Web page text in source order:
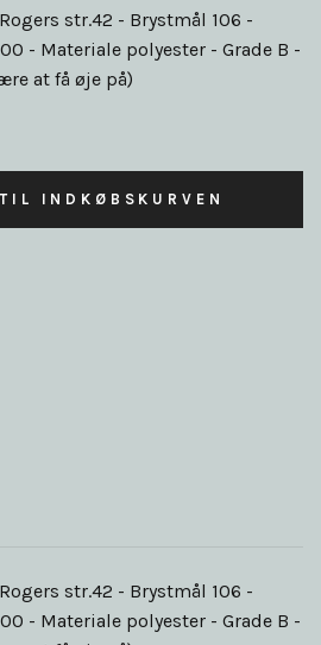
str.42 - Brystmål 106 -
- Materiale polyester - Grade B -
at få øje på)
INDKØBSKURVEN
str.42 - Brystmål 106 -
- Materiale polyester - Grade B -